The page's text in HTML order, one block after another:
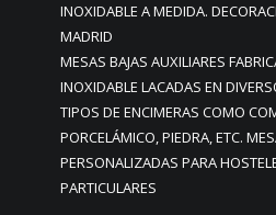
INOXIDABLE A MEDIDA.
MADRID
MESAS BAJAS AUXILIARES
INOXIDABLE LACADAS EN
TIPOS DE ENCIMERAS COMO
PORCELÁMICO, PIEDRA, ETC.
PERSONALIZADAS PARA
PARTICULARES